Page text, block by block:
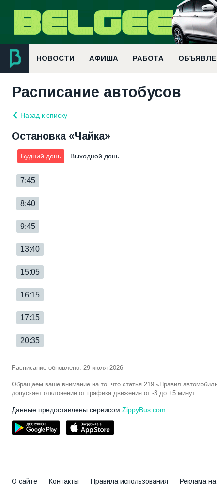
НОВОСТИ АФИША РАБОТА
Расписание автобусов
Назад к списку
Остановка «Чайка»
Будний день Выходной день
7:45
8:40
9:45
13:40
15:05
16:15
17:15
20:35
Расписание обновлено: 29 июля 2026
Обращаем ваше внимание на то, что статья 219 «Правил
допускает отклонение от графика движения от -3 до +5 минут.
Данные предоставлены сервисом ZippyBus.com
О сайте Контакты Правила использования Реклама